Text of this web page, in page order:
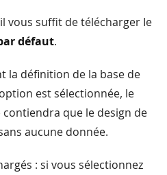
vous suffit de télécharger Ie
défaut.
la définition de la base de
est sélectionnée, le
que le design de
aucune donnée.
: si vous sélectionnez